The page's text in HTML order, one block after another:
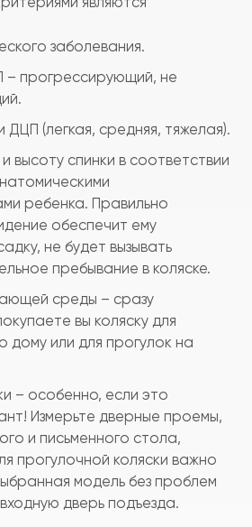
заболевания.
– прогрессирующий, не
ДЦП (легкая, средняя, тяжелая).
высоту спинки в соответствии
ребенка. Правильно
обеспечит ему
не будет вызывать
пребывание в коляске.
среды – сразу
вы коляску для
дому или для прогулок на
– особенно, если это
Измерьте дверные проемы,
и письменного стола,
прогулочной коляски важно
модель без проблем
дверь подъезда.